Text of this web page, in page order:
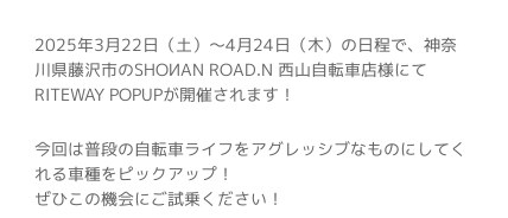
2025年3月22日（土）～4月24日（木）の日程で、神奈
川県藤沢市のSHOИAN ROAD.N 西山自転車店様にて
RITEWAY POPUPが開催されます！
今回は普段の自転車ライフをアグレッシブなものにしてく
れる車種をピックアップ！
ぜひこの機会にご試乗ください！